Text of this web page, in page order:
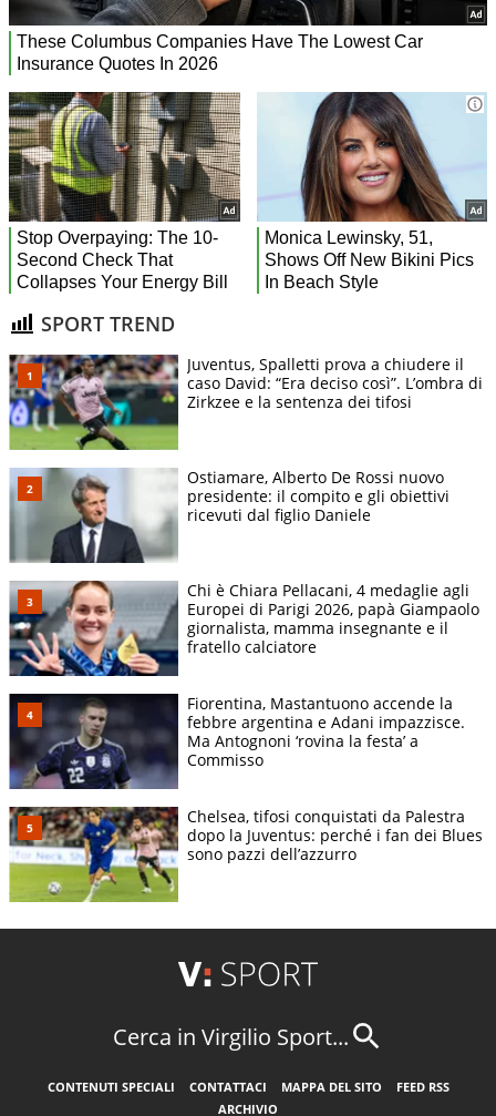
SPORT TREND
Juventus, Spalletti prova a chiudere il
caso David: “Era deciso così”. L’ombra di
Zirkzee e la sentenza dei tifosi
Ostiamare, Alberto De Rossi nuovo
presidente: il compito e gli obiettivi
ricevuti dal figlio Daniele
Chi è Chiara Pellacani, 4 medaglie agli
Europei di Parigi 2026, papà Giampaolo
giornalista, mamma insegnante e il
fratello calciatore
Fiorentina, Mastantuono accende la
febbre argentina e Adani impazzisce.
Ma Antognoni ‘rovina la festa’ a
Commisso
Chelsea, tifosi conquistati da Palestra
dopo la Juventus: perché i fan dei Blues
sono pazzi dell’azzurro
Cerca in Virgilio Sport...
CONTENUTI SPECIALI CONTATTACI MAPPA DEL SITO
FEED RSS
ARCHIVIO